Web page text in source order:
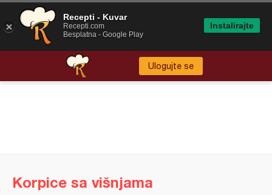
Ulogujte se
Korpice sa višnjama
Recepti - Kuvar
Recepti.com
Besplatna - Google Play
Instalirajte